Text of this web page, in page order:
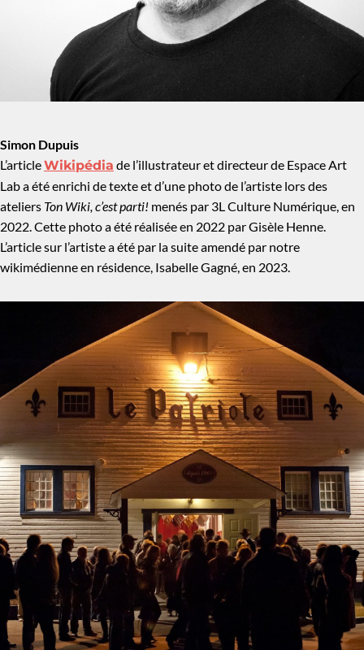
Simon Dupuis
L’articleWikipédia de l’illustrateur et directeur de Espace Art
Lab a été enrichi de texte et d’une photo de l’artiste lors des
ateliers Ton Wiki, c’est parti! menés par 3L Culture Numérique, en
2022. Cette photo a été réalisée en 2022 par Gisèle Henne.
L’article sur l’artiste a été par la suite amendé par notre
wikimédienne en résidence, Isabelle Gagné, en 2023.